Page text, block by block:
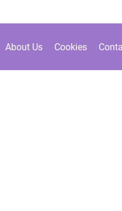
About Us Cookies